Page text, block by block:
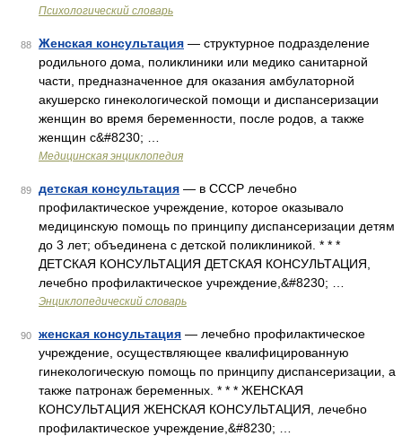
Психологический словарь
88 Женская консультация — структурное подразделение
родильного дома, поликлиники или медико санитарной
части, предназначенное для оказания амбулаторной
акушерско гинекологической помощи и диспансеризации
женщин во время беременности, после родов, а также
женщин с&#8230; …
Медицинская энциклопедия
89 детская консультация — в СССР лечебно
профилактическое учреждение, которое оказывало
медицинскую помощь по принципу диспансеризации детям
до 3 лет; объединена с детской поликлиникой. * * *
ДЕТСКАЯ КОНСУЛЬТАЦИЯ ДЕТСКАЯ КОНСУЛЬТАЦИЯ,
лечебно профилактическое учреждение,&#8230; …
Энциклопедический словарь
90 женская консультация — лечебно профилактическое
учреждение, осуществляющее квалифицированную
гинекологическую помощь по принципу диспансеризации, а
также патронаж беременных. * * * ЖЕНСКАЯ
КОНСУЛЬТАЦИЯ ЖЕНСКАЯ КОНСУЛЬТАЦИЯ, лечебно
профилактическое учреждение,&#8230; …